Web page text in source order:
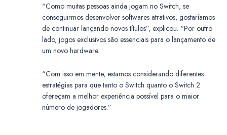
“Como muitas pessoas ainda jogam no Switch, se
conseguirmos desenvolver softwares atrativos, gostaríamos
de continuar lançando novos títulos”, explicou. “Por outro
lado, jogos exclusivos são essenciais para o lançamento de
um novo hardware.
“Com isso em mente, estamos considerando diferentes
estratégias para que tanto o Switch quanto o Switch 2
ofereçam a melhor experiência possível para o maior
número de jogadores.”